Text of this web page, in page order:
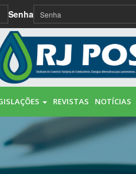
Senha
REVISTAS NOTÍCIAS